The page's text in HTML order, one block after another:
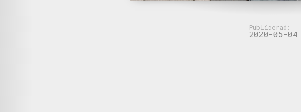
Publicerad:
2020-05-04